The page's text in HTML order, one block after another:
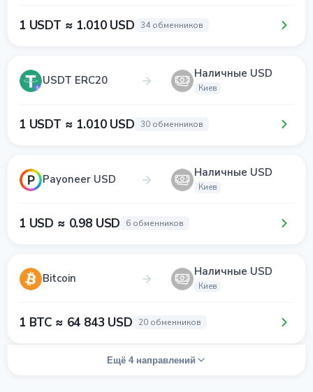
1 USDT ≈ 1.010 USD 34 обменников
USDT ERC20 Наличные USD
Киев
1 USDT ≈ 1.010 USD 30 обменников
Payoneer USD Наличные USD
Киев
1 USD ≈ 0.98 USD 6 обменников
Bitcoin Наличные USD
Киев
1 BTC ≈ 64 843 USD 20 обменников
Ещё 4 направлений